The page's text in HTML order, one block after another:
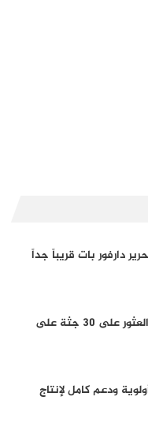
دارفور بات قريباً جداً
شهود يكشفون تفاصيل العثور على 30 جثة على
ودعم كامل لإنتاج